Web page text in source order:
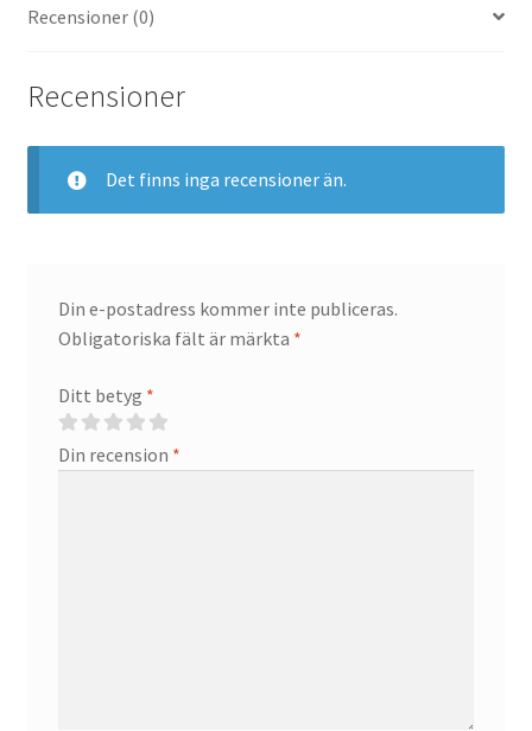
Recensioner (0)
Recensioner
Det finns inga recensioner än.
Din e-postadress kommer inte publiceras.
Obligatoriska fält är märkta *
Ditt betyg *
Din recension *